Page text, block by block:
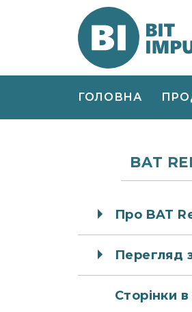
ГОЛОВНА
BAT
Про BAT
Перегляд
Сторінки в